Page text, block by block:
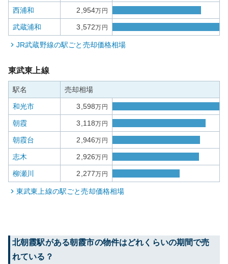
西浦和 2,954万円
武蔵浦和 3,572万円
JR武蔵野線の駅ごと売却価格相場
東武東上線
駅名 売却相場
和光市 3,598万円
朝霞 3,118万円
朝霞台 2,946万円
志木 2,926万円
柳瀬川 2,277万円
東武東上線の駅ごと売却価格相場
北朝霞駅がある朝霞市の物件はどれくらいの期間で売
れている？